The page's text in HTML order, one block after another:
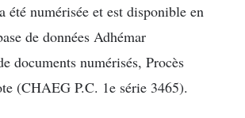
été numérisée et est disponible en
de données Adhémar
documents numérisés, Procès
(CHAEG P.C. 1e série 3465).